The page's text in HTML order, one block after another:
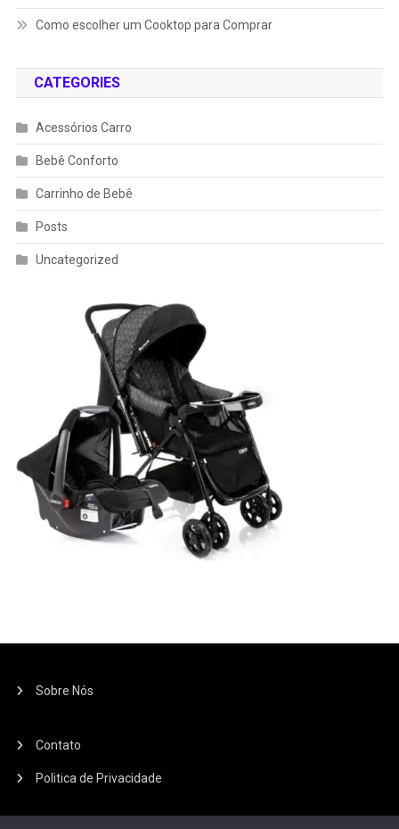
Como escolher um Cooktop para Comprar
CATEGORIES
Acessórios Carro
Bebê Conforto
Carrinho de Bebê
Posts
Uncategorized
Sobre Nós
Contato
Politica de Privacidade